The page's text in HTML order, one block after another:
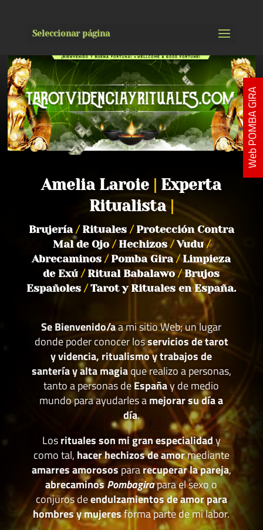
Seleccionar página
Amelia Laroie
Experta
Ritualista
Brujería /Rituales /Protección Contra
Mal de Ojo /Hechizos/Vudu/
Abrecaminos/Pomba Gira/Limpieza
de Exú/Ritual Babalawo/Brujos
Españoles/Tarot y Rituales en España.
Se Bienvenido/aa mi sitio Web; un lugar
donde poder conocer losservicios de tarot
y videncia, ritualismo y trabajos de
santería y alta magiaque realizo a personas,
tanto a personas deEspañay de medio
mundo para ayudarles amejorar su día a
día.
Losrituales son mi gran especialidady
como tal, hacer hechizos de amormediante
amarres amorosospararecuperar la pareja,
abrecaminosPombagirapara el sexo o
conjuros deendulzamientos de amor para
hombres y mujeresforma parte de mi labor.
Web POMBA GIRA